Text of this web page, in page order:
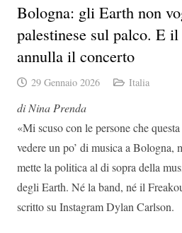
Bologna: gli Earth non
palestinese sul palco. E
annulla il concerto
29 Gennaio 2026 Italia
di Nina Prenda
«Mi scuso con le persone che
vedere un po’ di musica a
mette la politica al di sopra della
degli Earth. Né la band, né il
scritto su Instagram Dylan Carlson.